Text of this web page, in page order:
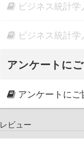
ビジネス統計
ビジネス統計
アンケートにご
アンケートにご
レビュー